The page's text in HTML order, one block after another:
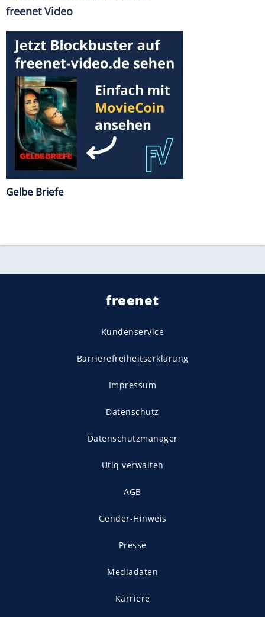
freenet Video
Gelbe Briefe
freenet
Kundenservice
Barrierefreiheitserklärung
Impressum
Datenschutz
Datenschutzmanager
Utiq verwalten
AGB
Gender-Hinweis
Presse
Mediadaten
Karriere